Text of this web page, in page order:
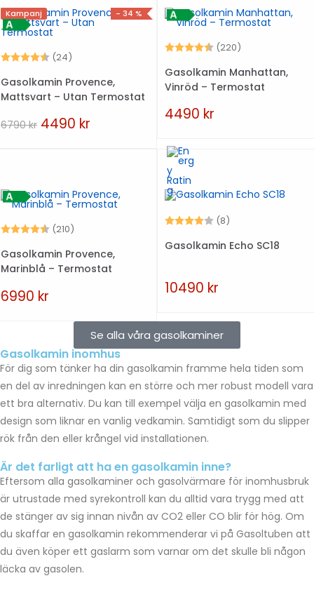
- 34 %
Kampanj
Betyg: (24)
Gasolkamin Provence,
Mattsvart – Utan Termostat
6790kr 4490 kr
Betyg: (220)
Gasolkamin Manhattan,
Vinröd – Termostat
4490 kr
Betyg: (210)
Gasolkamin Provence,
Marinblå – Termostat
6990 kr
Betyg: (8)
Gasolkamin Echo SC18
10490 kr
Se alla våra gasolkaminer
Gasolkamin inomhus
För dig som tänker ha din gasolkamin framme hela tiden som
en del av inredningen kan en större och mer robust modell vara
ett bra alternativ. Du kan till exempel välja en gasolkamin med
design som liknar en vanlig vedkamin. Samtidigt som du slipper
rök från den eller krångel vid installationen.
Är det farligt att ha en gasolkamin inne?
Eftersom alla gasolkaminer och gasolvärmare för inomhusbruk
är utrustade med syrekontroll kan du alltid vara trygg med att
de stänger av sig innan nivån av CO2 eller CO blir för hög. Om
du skaffar en gasolkamin rekommenderar vi på Gasoltuben att
du även köper ett gaslarm som varnar om det skulle bli någon
läcka av gasolen.